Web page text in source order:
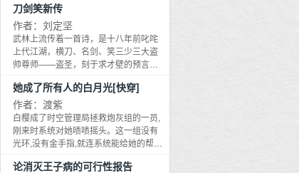
臣愚笨,不知。_白羽是皇帝亲自为叶聆
挑选的贴身侍卫,武功高强,生性冷淡。可
是他发现公主却次次故意找他茬儿。宴
会上,叶聆不小心弄丢了筷子,却让他捡起
来,期间还假装不好意思碰到了他的手
指。第六次后他终于忍不住了：公主,男
女授受不亲。叶聆：放心,没亲。白羽：
……叶聆认为自己捂不化这块石头,于是
今日带世家公子出去赏景,明日约那位公
子共享佳肴。白羽心里忍着不悦,私下提
醒她：殿下,外面流言四起,还是要注意一
些较好。叶聆语气冷淡：用不着你操
心。白羽无奈,朝着小公主跪了下去：臣
亲的病情恶化，婚姻的信任危机……一
直安于做小生意的尚修文突然在资金雄
厚的企业中担任要职，背后有什么不为
人知的秘密？相恋四年的女友为何突然
决裂，形同陌路？枕边谈话的遮遮掩
和玄机？始终相互搀扶，相互信任的两
个人，又能否从这些坎坷中浴火重生？
当枕边人对你撒了弥天大谎，曾经相濡
以沫同床共枕的你们是否还能一如当初
举案齐眉？当婚姻遭遇意外的变故，曾
经的旧爱光鲜亮丽地站在你的面前，你
们是否仍能够珍惜当下平淡的相守，坚
刀剑笑新传
作者：刘定坚
武林上流传着一首诗，是十八年前叱咤
上代江湖，横刀、名剑、笑三少三大盗
帅尊师——盗圣，刻于求才壁的预言，
做七大限，夺爱杀意霸气斩，名剑出鞘
血魔颜，斩尽杀绝留祸患，三少掌腿绝
人间，威震江猢破万难，刀剑笑傲风云
翻。号今天下闯千关。日暮西沉夕阳
晚，风光逝去不复还，盗圣新徒再灿
惮，还看今朝刀锋冷，下款的诗欠了最
她成了所有人的白月光[快穿]
作者：渡紫
白樱成了时空管理局拯救炮灰组的一员,
刚来时系统对她啧啧摇头。这一组没有
光环,没有金手指,就连系统能给她的帮助
边所有人甚至全世界的恶意。但后来,白
论消灭王子病的可行性报告